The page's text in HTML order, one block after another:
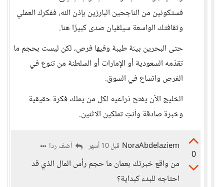
فستكونين من الناجحين البارزين بإذن الله، ففكرك العملي
وثقافتك الواسعة سيلقيان صدى كبيرًا هنا.
حتى البحرين بيئة طيبة وفيها فرص، لكن ليست بحجم ما
تقدّمه السعودية أو الإمارات أو السلطنة من تنوع في
الفرص واتساع في السوق.
الخليج الآن يفتح ذراعيه لكل من يملك فكرة حقيقية
وخبرة صادقة وأنتِ تملكين الاثنين.
0
NoraAbdelaziem قبل 10 أشهر أضف ردا
من واقع خبرتك بعمان ما حجم رأس المال الذي قد
احتاجه للبدء كبداية؟